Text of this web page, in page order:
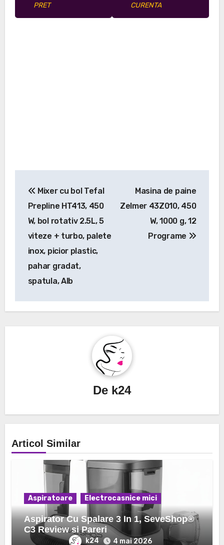
PRET
CURENTA
în
articole
Mixer cu bol Tefal
Prepline HT413, 450
W, bol rotativ 2.5L, 5
viteze + turbo, palete
inox, picior plastic,
pahar gradat,
spatula, Alb
Masina de paine
Zelmer 43Z010, 450
W, 1000 g, 12
Programe
De k24
Articol Similar
Aspiratoare Electrocasnice mici
Aspirator Cu Spalare 3 In 1, SeveShop®
C3 Review si Pareri
k24 4 mai 2026